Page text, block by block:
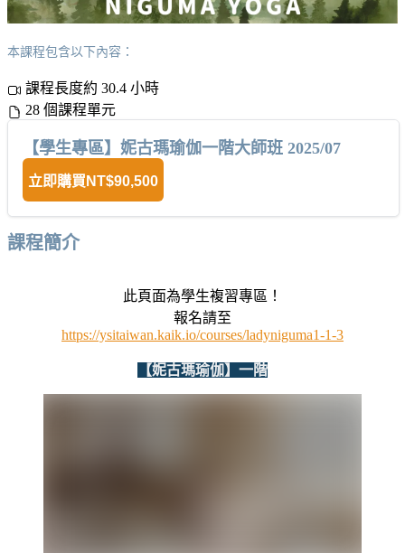
本課程包含以下內容：
課程長度約 30.4 小時
28 個課程單元
【學生專區】妮古瑪瑜伽一階大師班 2025/07
立即購買 NT$90,500
課程簡介
此頁面為學生複習專區！
報名請至
https://ysitaiwan.kaik.io/courses/ladyniguma1-1-3
【妮古瑪瑜伽】一階